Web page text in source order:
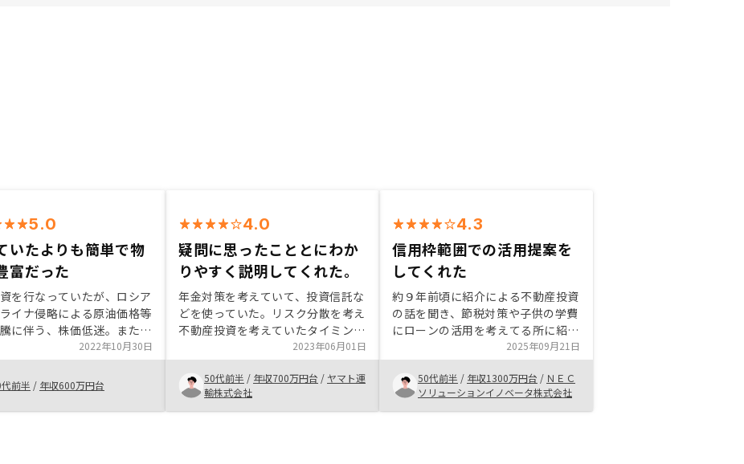
5.0
いたよりも簡単で物
富だった
を行なっていたが、ロシア
イナ侵略による原油価格等
に伴う、株価低迷。また、
の経済政策不安などが重なっ
株式投資以外の資産運用を
いたところでタイミング良く
と出会った。担当営業と話
不明点の解消ができてよか
2022年10月30日
前半 / 年収600万円台
4.0
疑問に思ったこととにわか
りやすく説明してくれた。
年金対策を考えていて、投資信託な
どを使っていた。リスク分散を考え
不動産投資を考えていたタイミング
で、ネット広告を見て申し込んだ。
数千万の借金を背負う事に抵抗があ
ったが、担当者の説明を聞いて、一
歩踏み出そうと思い購入を決めた。
2023年06月01日
50代前半 / 年収700万円台 / ヤマト運
輸株式会社
4.3
信用枠範囲での活用提案を
してくれた
約９年前頃に紹介による不動産投資
の話を聞き、節税対策や子供の学費
にローンの活用を考えてる所に紹介
された話が良いと感じて購入しまし
た。 ＲＥＮＯＳＹさんから購入し
た理由は、友人からの紹介で会った
営業マンの人柄と紹介物件の立地や
ローンの信用枠活用を実行してくれ
2025年09月21日
50代前半 / 年収1300万円台 / ＮＥＣ
ソリューションイノベータ株式会社